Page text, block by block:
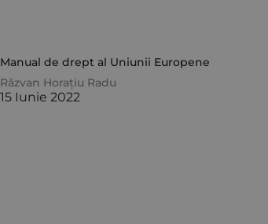
Manual de drept al Uniunii Europene
Răzvan Horațiu Radu
15 Iunie 2022